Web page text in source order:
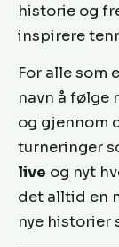
historie og
inspirere
For alle som
navn å følge
og gjennom
turneringer
live og nyt
det alltid en
nye historier